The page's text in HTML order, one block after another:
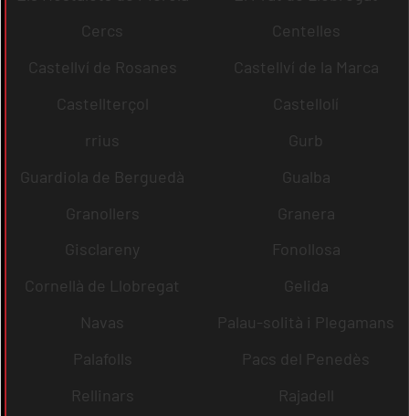
Cercs
Centelles
Castellví de Rosanes
Castellví de la Marca
Castellterçol
Castellolí
rrius
Gurb
Guardiola de Berguedà
Gualba
Granollers
Granera
Gisclareny
Fonollosa
Cornellà de Llobregat
Gelida
Navas
Palau-solità i Plegamans
Palafolls
Pacs del Penedès
Rellinars
Rajadell